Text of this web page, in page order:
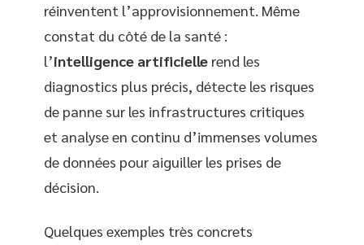
réinventent l’approvisionnement. Même
constat du côté de la santé :
l’intelligence artificielle rend les
diagnostics plus précis, détecte les risques
de panne sur les infrastructures critiques
et analyse en continu d’immenses volumes
de données pour aiguiller les prises de
décision.
Quelques exemples très concrets